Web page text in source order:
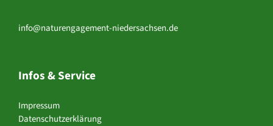
info@naturengagement-niedersachsen.de
Infos & Service
Impressum
Datenschutzerklärung